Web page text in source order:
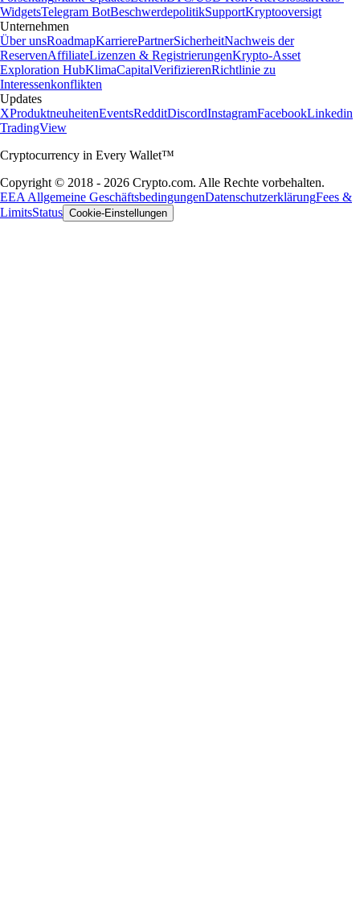
WidgetsTelegram BotBeschwerdepolitikSupportKryptooversigt
Unternehmen
Über unsRoadmapKarrierePartnerSicherheitNachweis der
ReservenAffiliateLizenzen & RegistrierungenKrypto-Asset
Exploration HubKlimaCapitalVerifizierenRichtlinie zu
Interessenkonflikten
Updates
XProduktneuheitenEventsRedditDiscordInstagramFacebookLinkedin
TradingView
Cryptocurrency in Every Wallet™
Copyright © 2018 - 2026 Crypto.com. Alle Rechte vorbehalten.
EEA Allgemeine GeschäftsbedingungenDatenschutzerklärungFees &
LimitsStatus Cookie-Einstellungen